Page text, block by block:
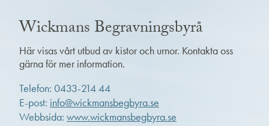
Wickmans Begravningsbyrå
Här visas vårt utbud av kistor och urnor. Kontakta oss
gärna för mer information.
Telefon: 0433-214 44
E-post: info@wickmansbegbyra.se
Webbsida: www.wickmansbegbyra.se